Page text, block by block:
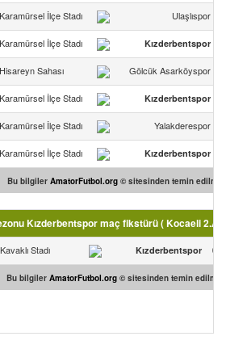
Karamürsel İlçe Stadı Ulaşlıspor
Karamürsel İlçe Stadı Kızderbentspor
Hisareyn Sahası Gölcük Asarköyspor
Karamürsel İlçe Stadı Kızderbentspor
Karamürsel İlçe Stadı Yalakderespor
Karamürsel İlçe Stadı Kızderbentspor
Bu bilgiler AmatorFutbol.org© sitesinden temin
Kızderbentspor maç fikstürü ( Kocaeli
Kavaklı Stadı Kızderbentspor 0-2
Bu bilgiler AmatorFutbol.org © sitesinden temin